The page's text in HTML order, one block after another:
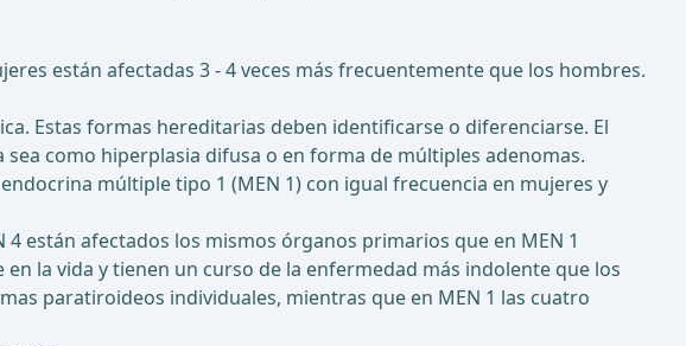
están afectadas 3 - 4 veces más frecuentemente que los hombres.
Estas formas hereditarias deben identificarse o diferenciarse. El
como hiperplasia difusa o en forma de múltiples adenomas.
múltiple tipo 1 (MEN 1) con igual frecuencia en mujeres y
4 están afectados los mismos órganos primarios que en MEN 1
la vida y tienen un curso de la enfermedad más indolente que los
paratiroideos individuales, mientras que en MEN 1 las cuatro